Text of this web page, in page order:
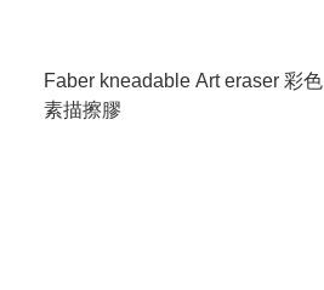
Faber kneadable Art eraser 彩色
素描擦膠